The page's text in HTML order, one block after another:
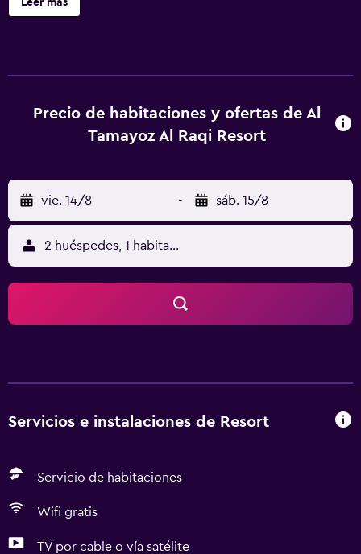
de fitness con una piscina. Para la comodidad de las
incluyen una nevera, una caja fuerte en la habitación y una
sala de estar en la habitación. Además, hay una selección
Al Tamayoz Al Raqi Resort.
Leer más
Precio de habitaciones y ofertas de Al
Tamayoz Al Raqi Resort
vie. 14/8 - sáb. 15/8
2 huéspedes, 1 habitación
Servicios e instalaciones de Resort
Servicio de habitaciones
Wifi gratis
TV por cable o vía satélite